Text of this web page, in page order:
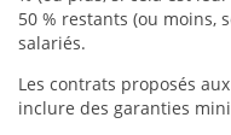
50 % restants (ou moins,
salariés.
Les contrats proposés
inclure des garanties